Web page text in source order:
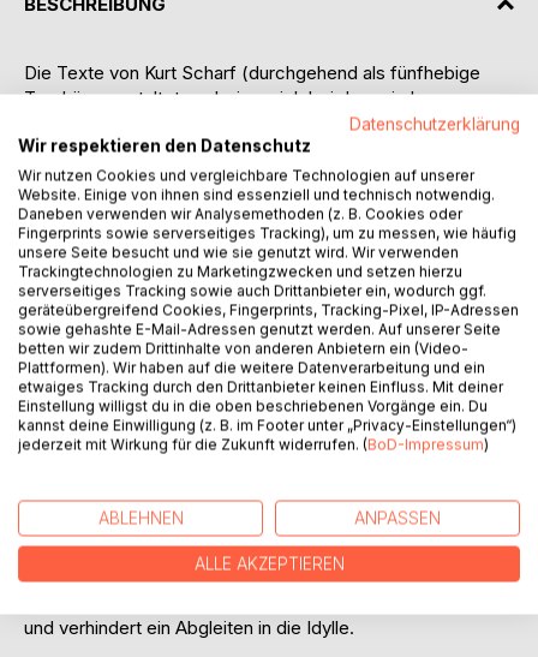
Die Texte von Kurt Scharf (durchgehend als fünfhebige
Trochäen gestaltet; wobei es sich bei den reimlosen
Gedichten um serbische Trochäen handelt) bestechen
durch präzise Beobachtung der Natur, des Verhältnisses
Mensch-Natur wie durch den Versuch, diese
Wahrnehmungen ebenso präzise und dabei sinnlich-
anschaulich sprachlich zu formen.
Ins Bild gebracht werden die Schönheit, auch das Spröde,
das nicht eindeutig zu Fassende.
Das lyrische Subjekt erlebt Natur und Gesellschaft, erfährt
sich in ihr und teilt seine Freude, aber auch seine Bedenken
mit. Vergänglichkeit, Verlustempfinden kommen zur
Sprache wie die Suche nach Nähe und Übereinstimmung
mit sich und anderen.
Aus intensivem Erleben erwachsen Einsichten.
Zusammenfassende, wertende Verse finden sich in den
auf die Wirkung seiner sprachschöpferischen
Benennungen, die sich zumeist als Verknappungen ohne
Kurzschlüsse erweisen.
Kurt Scharfs Lakonismus schafft Distanz zum Erfahrenen,
und verhindert ein Abgleiten in die Idylle.
Datenschutzerklärung
Wir respektieren den Datenschutz
Wir nutzen Cookies und vergleichbare Technologien auf unserer
Website. Einige von ihnen sind essenziell und technisch notwendig.
Daneben verwenden wir Analysemethoden (z. B. Cookies oder
Fingerprints sowie serverseitiges Tracking), um zu messen, wie häufig
unsere Seite besucht und wie sie genutzt wird. Wir verwenden
Trackingtechnologien zu Marketingzwecken und setzen hierzu
serverseitiges Tracking sowie auch Drittanbieter ein, wodurch ggf.
geräteübergreifend Cookies, Fingerprints, Tracking-Pixel, IP-Adressen
sowie gehashte E-Mail-Adressen genutzt werden. Auf unserer Seite
betten wir zudem Drittinhalte von anderen Anbietern ein (Video-
Plattformen). Wir haben auf die weitere Datenverarbeitung und ein
etwaiges Tracking durch den Drittanbieter keinen Einfluss. Mit deiner
Einstellung willigst du in die oben beschriebenen Vorgänge ein. Du
kannst deine Einwilligung (z. B. im Footer unter „Privacy-Einstellungen“)
jederzeit mit Wirkung für die Zukunft widerrufen. (BoD-Impressum)
ABLEHNEN ANPASSEN
ALLE AKZEPTIEREN